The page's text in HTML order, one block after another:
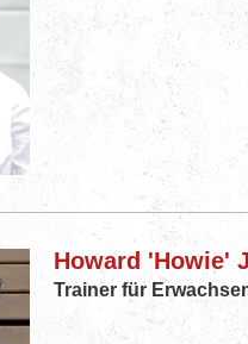
Howard 'Howie'
Trainer für